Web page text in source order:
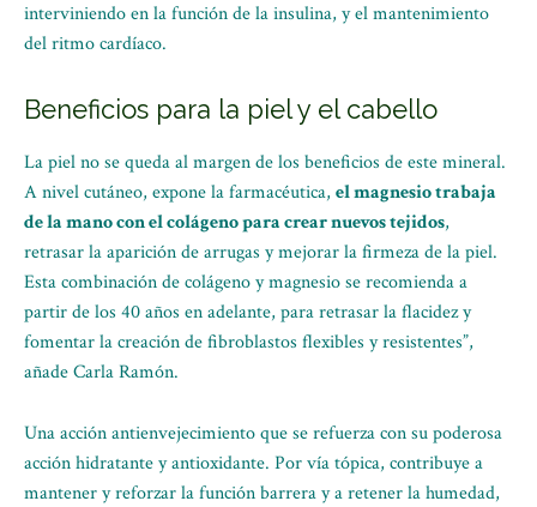
interviniendo en la función de la insulina, y el mantenimiento
del ritmo cardíaco.
Beneficios para la piel y el cabello
La piel no se queda al margen de los beneficios de este mineral.
A nivel cutáneo, expone la farmacéutica, el magnesio trabaja
de la mano con el colágeno para crear nuevos tejidos,
retrasar la aparición de arrugas y mejorar la firmeza de la piel.
Esta combinación de colágeno y magnesio se recomienda a
partir de los 40 años en adelante, para retrasar la flacidez y
fomentar la creación de fibroblastos flexibles y resistentes”,
añade Carla Ramón.
Una acción antienvejecimiento que se refuerza con su poderosa
acción hidratante y antioxidante. Por vía tópica, contribuye a
mantener y reforzar la función barrera y a retener la humedad,